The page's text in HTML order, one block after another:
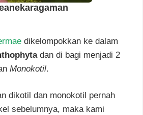
dikelompokkan ke dalam
dan di bagi menjadi 2
Monokotil.
dikotil dan monokotil pernah
sebelumnya, maka kami